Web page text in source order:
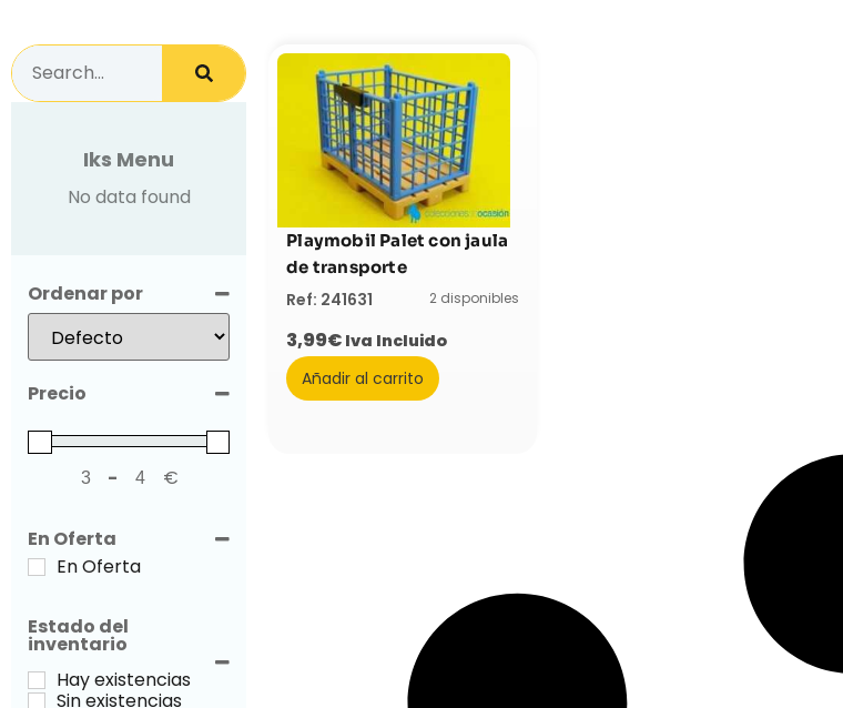
Iks Menu
No data found
Ordenar por
Sort Products
Precio
Minimum Price
- Maximum Price
€
En Oferta
En Oferta
Estado del
inventario
Hay existencias
Sin existencias
Playmobil Palet con jaula
de transporte
Ref: 241631 2 disponibles
3,99€ Iva Incluido
Añadir al carrito